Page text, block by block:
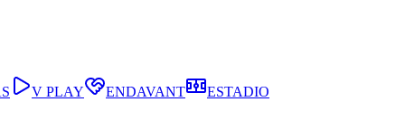
V PLAY ENDAVANT
ESTADIO